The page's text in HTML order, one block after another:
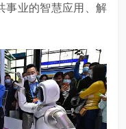
事业的智慧应用、解